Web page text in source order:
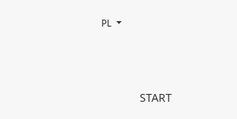
Ogłoszenia
START
Zmień język, obecnie wybrany to:
PL